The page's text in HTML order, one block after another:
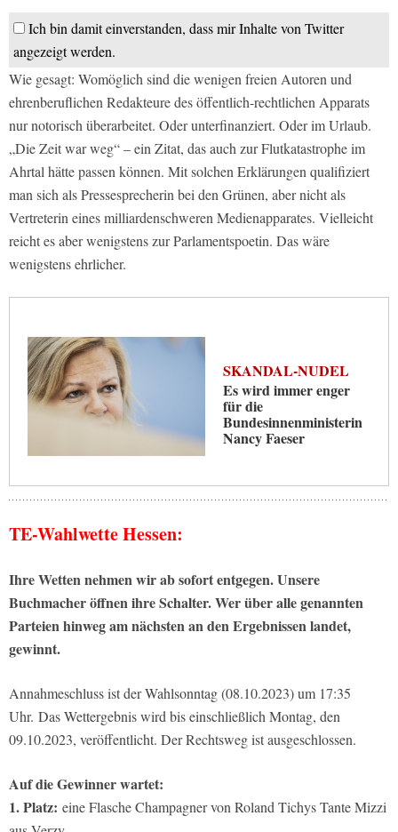
Ich bin damit einverstanden, dass mir Inhalte von Twitter
angezeigt werden.
Wie gesagt: Womöglich sind die wenigen freien Autoren und
ehrenberuflichen Redakteure des öffentlich-rechtlichen Apparats
nur notorisch überarbeitet. Oder unterfinanziert. Oder im Urlaub.
„Die Zeit war weg“ – ein Zitat, das auch zur Flutkatastrophe im
Ahrtal hätte passen können. Mit solchen Erklärungen qualifiziert
man sich als Pressesprecherin bei den Grünen, aber nicht als
Vertreterin eines milliardenschweren Medienapparates. Vielleicht
reicht es aber wenigstens zur Parlamentspoetin. Das wäre
wenigstens ehrlicher.
SKANDAL-NUDEL
Es wird immer enger
für die
Bundesinnenministerin
Nancy Faeser
TE-Wahlwette Hessen:
Ihre Wetten nehmen wir ab sofort entgegen. Unsere
Buchmacher öffnen ihre Schalter. Wer über alle genannten
Parteien hinweg am nächsten an den Ergebnissen landet,
gewinnt.
Annahmeschluss ist der Wahlsonntag (08.10.2023) um 17:35
Uhr. Das Wettergebnis wird bis einschließlich Montag, den
09.10.2023, veröffentlicht. Der Rechtsweg ist ausgeschlossen.
Auf die Gewinner wartet:
1. Platz: eine Flasche Champagner von Roland Tichys Tante Mizzi